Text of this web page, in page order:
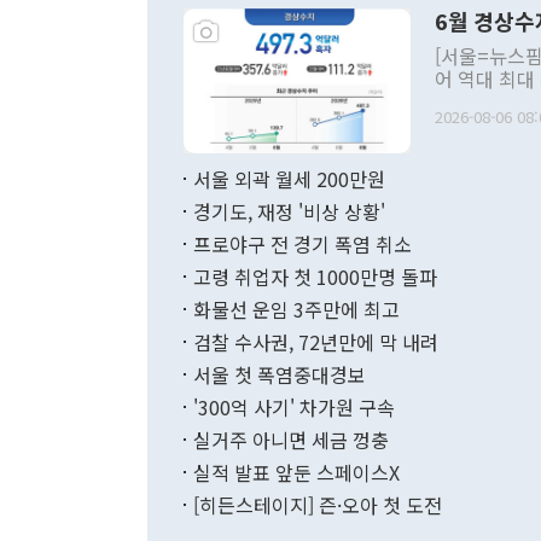
주의적 희망
관의 대북
관 부처 장
관의 무리한
다. [정동영 통일부 장관이 지난달 23일 오후 서울 종로구 정부서울청사에
무너졌다고
함께 4자 대
"우리의 선
6월 경상
[서울=뉴스
어 역대 최
료=한국은행] 한국은행이 6일 발표한 '2026년 6월 국제수지(잠정)'
며 월간 기
196.9% 급
수출은
기록했지만
로 전환됐다.
2026-08-06
서울 외곽 월세 200만원
경기도, 재정 '비상 상황'
프로야구 전 경기 폭염 취소
고령 취업자 첫 1000만명 돌파
화물선 운임 3주만에 최고
검찰 수사권, 72년만에 막 내려
서울 첫 폭염중대경보
'300억 사기' 차가원 구속
실거주 아니면 세금 껑충
실적 발표 앞둔 스페이스X
[히든스테이지] 즌·오아 첫 도전